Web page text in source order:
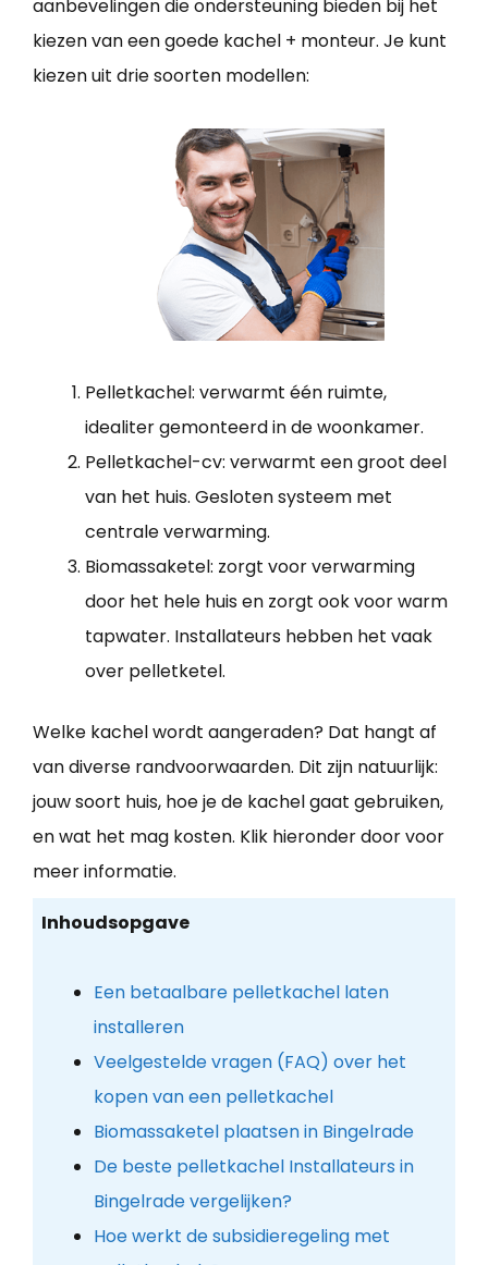
aanbevelingen die ondersteuning bieden bij het
kiezen van een goede kachel + monteur. Je kunt
kiezen uit drie soorten modellen:
Pelletkachel: verwarmt één ruimte,
idealiter gemonteerd in de woonkamer.
Pelletkachel-cv: verwarmt een groot deel
van het huis. Gesloten systeem met
centrale verwarming.
Biomassaketel: zorgt voor verwarming
door het hele huis en zorgt ook voor warm
tapwater. Installateurs hebben het vaak
over pelletketel.
Welke kachel wordt aangeraden? Dat hangt af
van diverse randvoorwaarden. Dit zijn natuurlijk:
jouw soort huis, hoe je de kachel gaat gebruiken,
en wat het mag kosten. Klik hieronder door voor
meer informatie.
Inhoudsopgave
Een betaalbare pelletkachel laten
installeren
Veelgestelde vragen (FAQ) over het
kopen van een pelletkachel
Biomassaketel plaatsen in Bingelrade
De beste pelletkachel Installateurs in
Bingelrade vergelijken?
Hoe werkt de subsidieregeling met